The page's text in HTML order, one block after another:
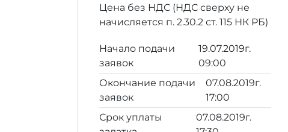
Цена без НДС (НДС сверху не
начисляется п. 2.30.2 ст. 115 НК РБ)
Начало подачи
заявок
19.07.2019г.
09:00
Окончание подачи
заявок
07.08.2019г.
17:00
Срок уплаты
07.08.2019г.